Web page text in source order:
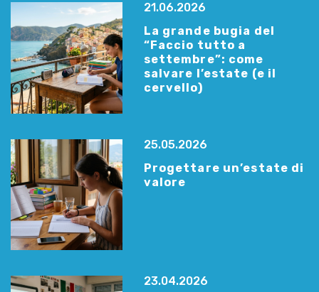
21.06.2026
La grande bugia del
“Faccio tutto a
settembre”: come
salvare l’estate (e il
cervello)
25.05.2026
Progettare un’estate di
valore
23.04.2026